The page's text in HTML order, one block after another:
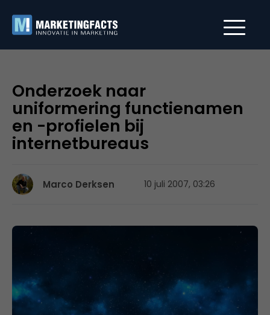
Onderzoek naar
uniformering functienamen
en -profielen bij
internetbureaus
Marco Derksen 10 juli 2007, 03:26